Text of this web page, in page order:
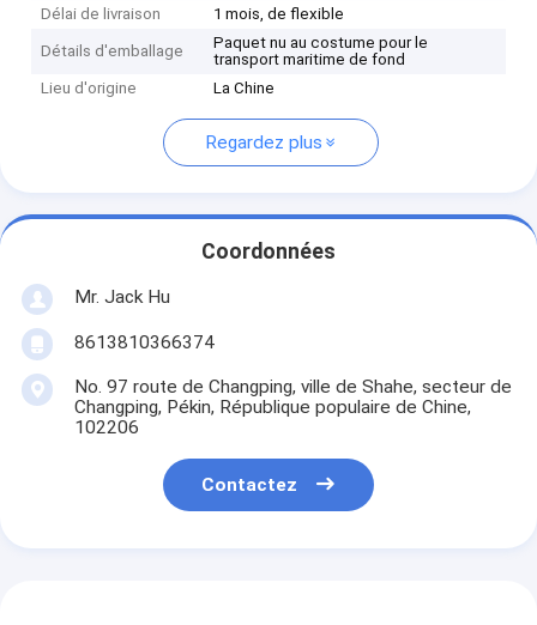
Délai de livraison
1 mois, de flexible
Détails d'emballage
Paquet nu au costume pour le
transport maritime de fond
Lieu d'origine
La Chine
Regardez plus
Coordonnées
Mr. Jack Hu
8613810366374
No. 97 route de Changping, ville de Shahe, secteur de
Changping, Pékin, République populaire de Chine,
102206
Contactez